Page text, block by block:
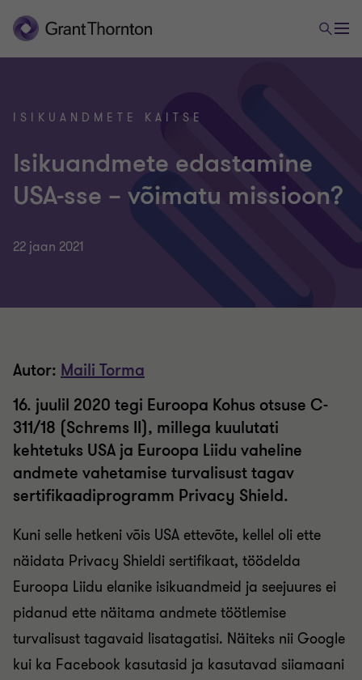
ISIKUANDMETE KAITSE
Isikuandmete edastamine
USA-sse – võimatu missioon?
22 jaan 2021
Autor: Maili Torma
16. juulil 2020 tegi Euroopa Kohus otsuse C-
311/18 (Schrems II), millega kuulutati
kehtetuks USA ja Euroopa Liidu vaheline
andmete vahetamise turvalisust tagav
sertifikaadiprogramm Privacy Shield.
Kuni selle hetkeni võis USA ettevõte, kellel oli ette
näidata Privacy Shieldi sertifikaat, töödelda
Euroopa Liidu elanike isikuandmeid ja seejuures ei
pidanud ette näitama andmete töötlemise
turvalisust tagavaid lisatagatisi. Näiteks nii Google
kui ka Facebook kasutasid ja kasutavad siiamaani